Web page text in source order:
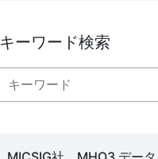
キーワード検索